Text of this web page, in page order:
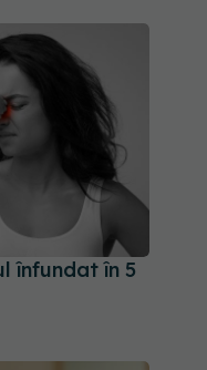
înfundat în 5